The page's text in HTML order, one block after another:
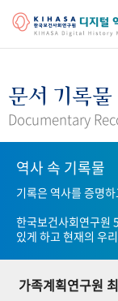
걸어온 길 기관 변
연구 역사
정책과 연구 키
기록물 아카이브
사진 아카이브
문서 기록물
Documentary
역사 속 기록물
기록은 역사를 증명
한국보건사회연구원
있게 하고 현재의 우
가족계획연구원